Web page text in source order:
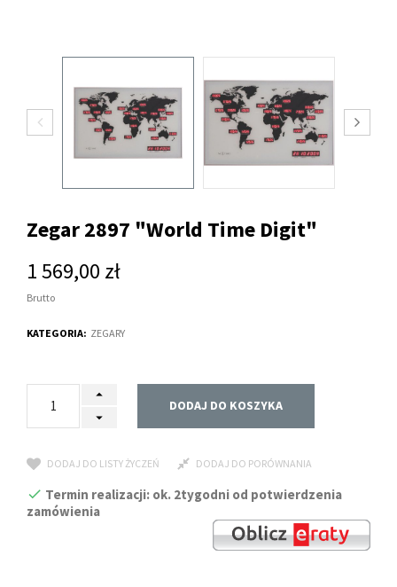
Zegar 2897 "World Time Digit"
1 569,00 zł
Brutto
KATEGORIA: ZEGARY
DODAJ DO KOSZYKA
DODAJ DO LISTY ŻYCZEŃ DODAJ DO PORÓWNANIA
Termin realizacji: ok. 2tygodni od potwierdzenia
zamówienia